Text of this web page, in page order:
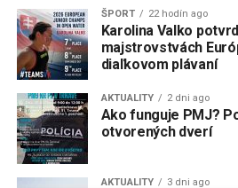
ŠPORT 22 hodín ago
Karolina Valko
majstrovstvách
diaľkovom plávaní
AKTUALITY 2 dni ago
Ako funguje PMJ?
otvorených dverí
AKTUALITY 3 dni ago